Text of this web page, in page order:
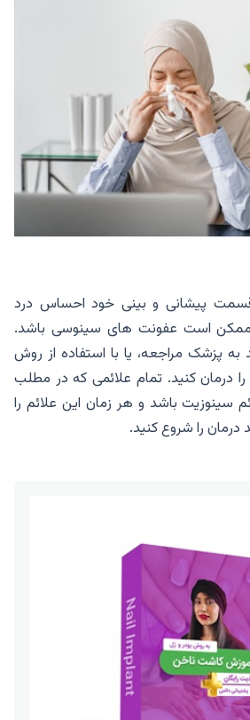
پیشانی و بینی خود احساس درد
ممکن است عفونت های سینوسی باشد.
به پزشک مراجعه، یا با استفاده از روش
درمان کنید. تمام علائمی که در مطلب
سینوزیت باشد و هر زمان این علائم را
درمان را شروع کنید.